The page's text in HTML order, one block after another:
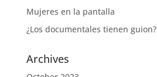
Mujeres en la pantalla
¿Los documentales tienen guion?
Archives